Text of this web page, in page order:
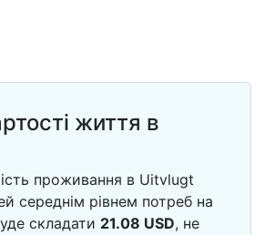
життя в
проживання в Uitvlugt
середнім рівнем потреб на
складати 21.08 USD, не